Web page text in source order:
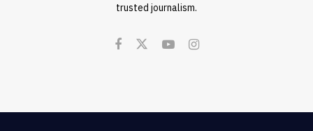
trusted journalism.